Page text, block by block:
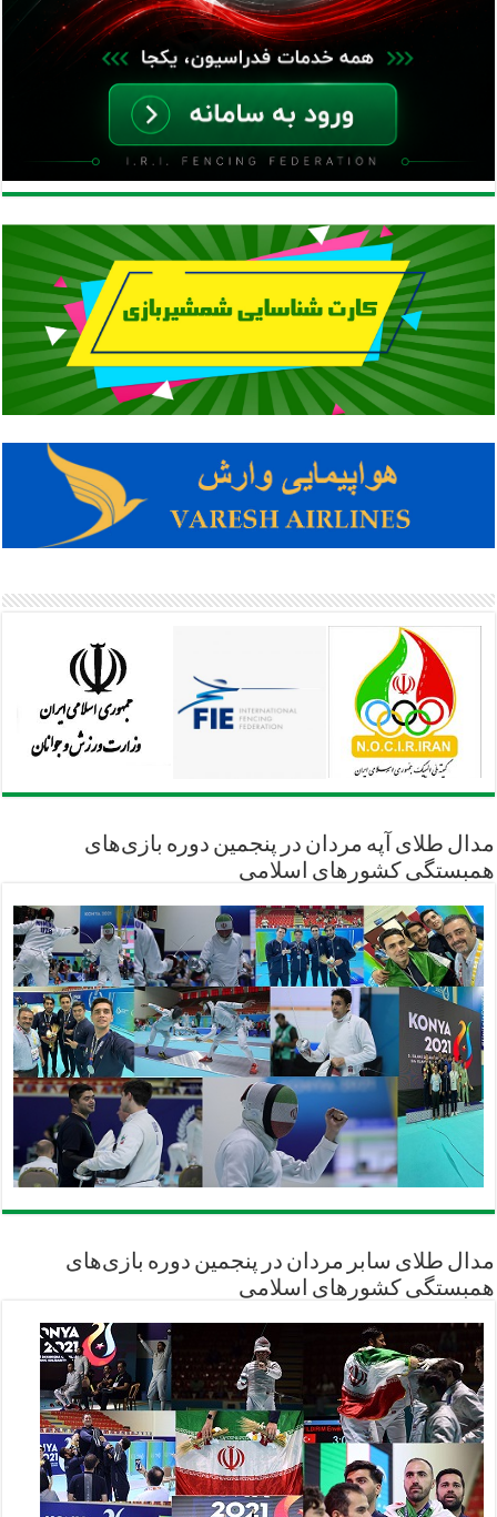
مدال طلای آپه مردان در پنجمین دوره بازی‌های
همبستگی کشورهای اسلامی
مدال طلای سابر مردان در پنجمین دوره بازی‌های
همبستگی کشورهای اسلامی